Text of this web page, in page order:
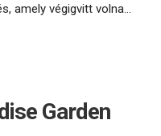
amely végigvitt volna...
Garden